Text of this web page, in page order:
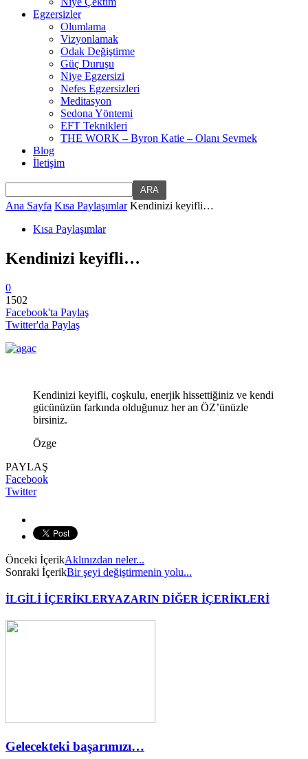
Egzersizler
Olumlama
Vizyonlamak
Odak Değiştirme
Güç Duruşu
Niye Egzersizi
Nefes Egzersizleri
Meditasyon
Sedona Yöntemi
EFT Teknikleri
THE WORK – Byron Katie – Olanı Sevmek
Blog
İletişim
Ana Sayfa Kısa Paylaşımlar Kendinizi keyifli…
Kısa Paylaşımlar
Kendinizi keyifli…
0
1502
Facebook'ta Paylaş
Twitter'da Paylaş
Kendinizi keyifli, coşkulu, enerjik hissettiğiniz ve kendi
gücünüzün farkında olduğunuz her an ÖZ’ünüzle
birsiniz.
Özge
PAYLAŞ
Facebook
Twitter
Önceki İçerikAklınızdan neler...
Sonraki İçerikBir şeyi değiştirmenin yolu...
İLGİLİ İÇERİKLERYAZARIN DİĞER İÇERİKLERİ
Gelecekteki başarımızı…